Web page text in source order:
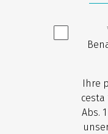
Ihre
cesta
Abs.